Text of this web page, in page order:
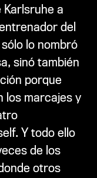
Karlsruhe a
del
lo nombró
sinó también
porque
los marcajes y
Y todo ello
de los
otros